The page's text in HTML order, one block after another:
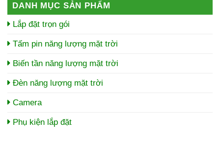
DANH MỤC SẢN PHẨM
Lắp đặt trọn gói
Tấm pin năng lượng mặt trời
Biến tần năng lượng mặt trời
Đèn năng lượng mặt trời
Camera
Phụ kiện lắp đặt